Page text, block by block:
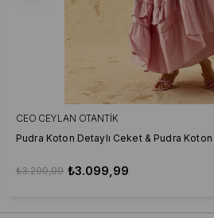
CEO CEYLAN OTANTIK
Pudra Koton Detaylı Ceket & Pudra Koton
₺3.099,99
₺3.299,99